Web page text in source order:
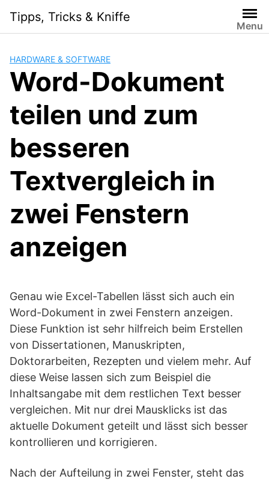
i
Tipps, Tricks & Kniffe
Menu
HARDWARE & SOFTWARE
Word-Dokument
teilen und zum
besseren
Textvergleich in
zwei Fenstern
anzeigen
Genau wie Excel-Tabellen lässt sich auch ein
Word-Dokument in zwei Fenstern anzeigen.
Diese Funktion ist sehr hilfreich beim Erstellen
von Dissertationen, Manuskripten,
Doktorarbeiten, Rezepten und vielem mehr. Auf
diese Weise lassen sich zum Beispiel die
Inhaltsangabe mit dem restlichen Text besser
vergleichen. Mit nur drei Mausklicks ist das
aktuelle Dokument geteilt und lässt sich besser
kontrollieren und korrigieren.
Nach der Aufteilung in zwei Fenster, steht das